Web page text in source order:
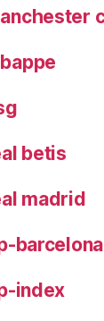
betis
madrid
barcelona
index